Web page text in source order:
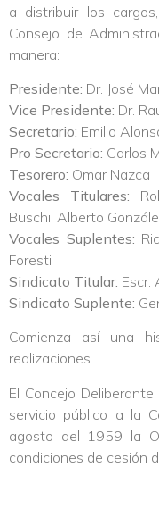
a distribuir los
Consejo de
manera:
Presidente: Dr. José
Vice Presidente: Dr.
Secretario: Emilio
Pro Secretario: Carlos
Tesorero: Omar Nazca
Vocales Titulares:
Buschi, Alberto
Vocales Suplentes:
Foresti
Sindicato Titular: Escr.
Sindicato Suplente:
Comienza así una
realizaciones.
El Concejo
servicio público a la
agosto del 1959 la
condiciones de cesión